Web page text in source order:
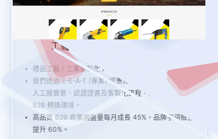
工藝製品與客製化服務平台
禮品工藝 / 工業客製化 / B2B貿易
我們透過 E-E-A-T (專業) 權重佈局，在網站架構中深度植
入工廠實景、認證證書及客製化流程，建立高信任度的
B2B 轉換環境。
高品質 B2B 商業詢盤量每月成長 45%，品牌字詞檢索量
提升 60%。